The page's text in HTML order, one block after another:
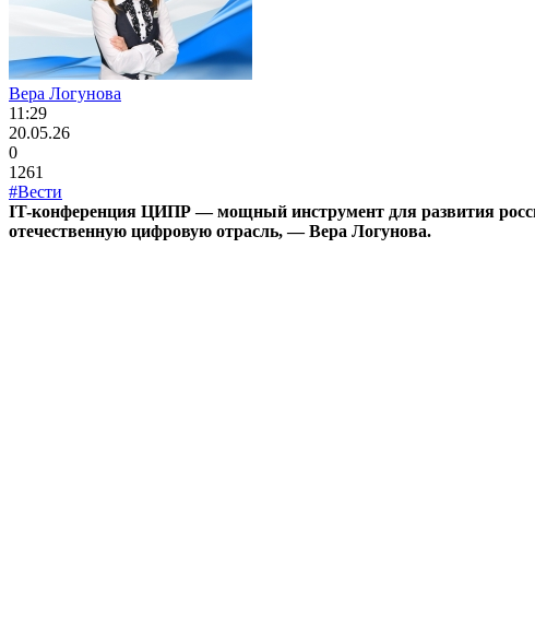
Вера Логунова
11:29
20.05.26
0
1261
#Вести
IT-конференция ЦИПР — мощный инструмент для развития
отечественную цифровую отрасль, — Вера Логунова.